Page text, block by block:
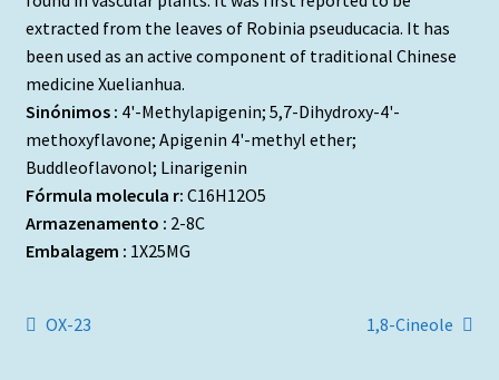
extracted from the leaves of Robinia pseuducacia. It has
been used as an active component of traditional Chinese
medicine Xuelianhua.
Sinónimos : 4'-Methylapigenin; 5,7-Dihydroxy-4'-
methoxyflavone; Apigenin 4'-methyl ether;
Buddleoflavonol; Linarigenin
Fórmula molecula r: C16H12O5
Armazenamento : 2-8C
Embalagem : 1X25MG
Navegação
Artigo
OX-23
Artigo
1,8-Cineole